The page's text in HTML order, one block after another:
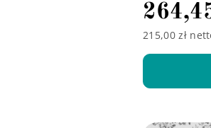
215,00 zł